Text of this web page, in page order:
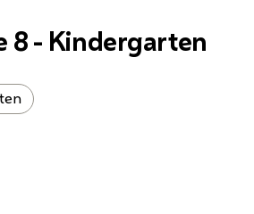
8 - Kindergarten